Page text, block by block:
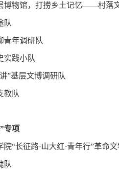
博物馆，打捞乡土记忆——村落
队
青年调研队
实践小队
”基层文博调研队
教队
专项
“长征路·山大红·青年行”革命
队